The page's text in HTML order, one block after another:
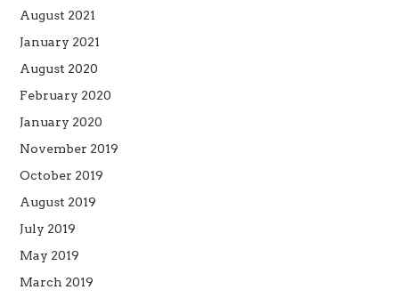
August 2021
January 2021
August 2020
February 2020
January 2020
November 2019
October 2019
August 2019
July 2019
May 2019
March 2019